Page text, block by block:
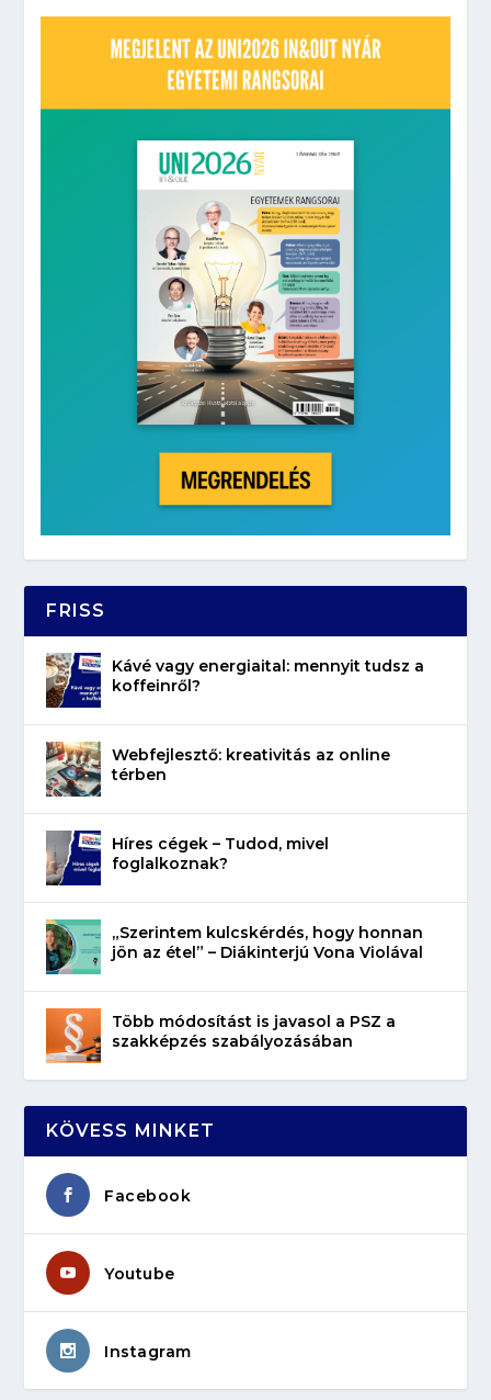
FRISS
Kávé vagy energiaital: mennyit tudsz a
koffeinről?
Webfejlesztő: kreativitás az online
térben
Híres cégek – Tudod, mivel
foglalkoznak?
„Szerintem kulcskérdés, hogy honnan
jön az étel” – Diákinterjú Vona Violával
Több módosítást is javasol a PSZ a
szakképzés szabályozásában
KÖVESS MINKET
Facebook
Youtube
Instagram